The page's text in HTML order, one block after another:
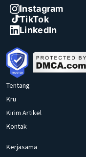
Instagram
TikTok
LinkedIn
Tentang
Kru
Kirim Artikel
Kontak
Kerjasama